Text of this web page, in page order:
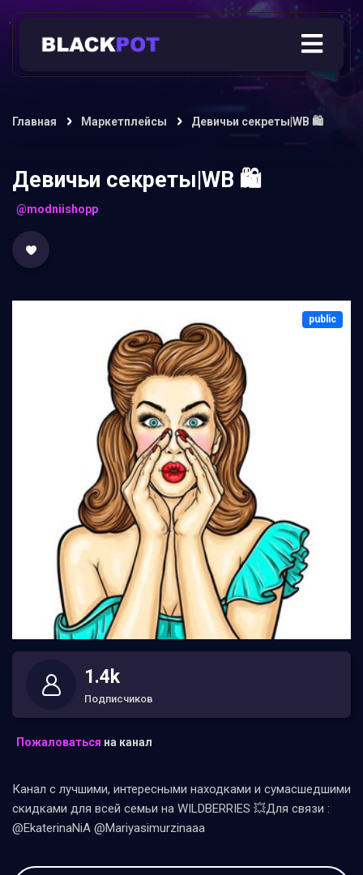
Главная Маркетплейсы Девичьи секреты|WB 🛍
Девичьи секреты|WB 🛍
@modniishopp
public
1.4k
Подписчиков
Пожаловаться на канал
Канал с лучшими, интересными находками и сумасшедшими
скидками для всей семьи на WILDBERRIES 💥Для связи :
@EkaterinaNiA @Mariyasimurzinaaa